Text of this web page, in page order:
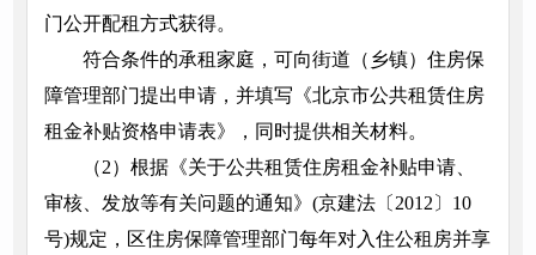
门公开配租方式获得。
符合条件的承租家庭，可向街道（乡镇）住房保
障管理部门提出申请，并填写《北京市公共租赁住房
租金补贴资格申请表》，同时提供相关材料。
（2）根据《关于公共租赁住房租金补贴申请、
审核、发放等有关问题的通知》(京建法〔2012〕10
号)规定，区住房保障管理部门每年对入住公租房并享